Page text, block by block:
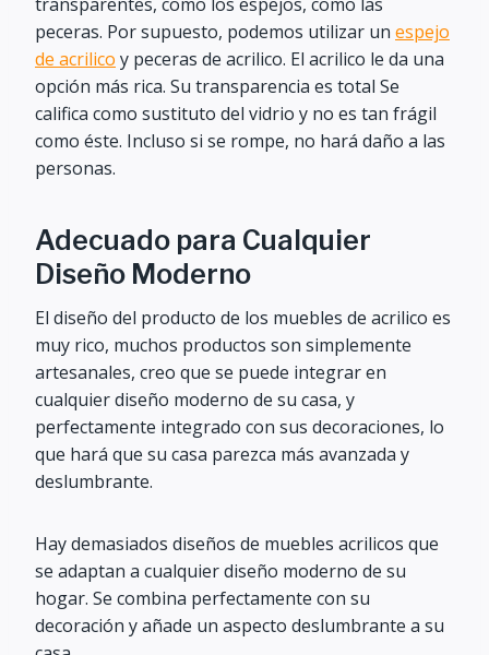
peceras. Por supuesto, podemos utilizar un espejo
de acrilico y peceras de acrilico. El acrilico le da una
opción más rica. Su transparencia es total Se
califica como sustituto del vidrio y no es tan frágil
como éste. Incluso si se rompe, no hará daño a las
personas.
Adecuado para Cualquier
Diseño Moderno
El diseño del producto de los muebles de acrilico es
muy rico, muchos productos son simplemente
artesanales, creo que se puede integrar en
cualquier diseño moderno de su casa, y
perfectamente integrado con sus decoraciones, lo
que hará que su casa parezca más avanzada y
deslumbrante.
Hay demasiados diseños de muebles acrilicos que
se adaptan a cualquier diseño moderno de su
hogar. Se combina perfectamente con su
decoración y añade un aspecto deslumbrante a su